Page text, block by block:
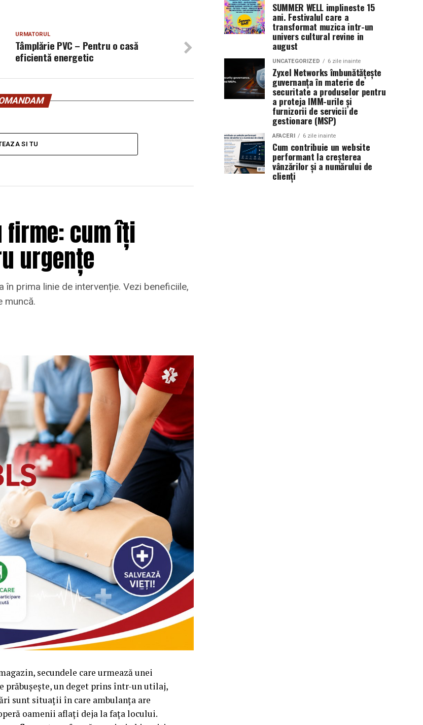
URMATORUL
Tâmplărie PVC – Pentru o casă
eficientă energetic
SI TU
firme: cum îți
urgențe
prima linie de intervenție. Vezi beneficiile,
muncă.
secundele care urmează unei
prăbușește, un deget prins într-un utilaj,
sunt situații în care ambulanța are
oamenii aflați deja la fața locului.
SUMMER WELL implineste 15
ani. Festivalul care a
transformat muzica intr-un
univers cultural revine in
august
UNCATEGORIZED 6 zile inainte
Zyxel Networks îmbunătățește
guvernanța în materie de
securitate a produselor pentru
a proteja IMM-urile și
furnizorii de servicii de
gestionare (MSP)
AFACERI 6 zile inainte
Cum contribuie un website
performant la creșterea
vânzărilor și a numărului de
clienți